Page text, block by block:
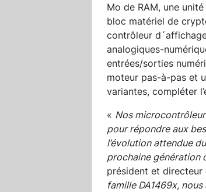
Mo de RAM, une
bloc matériel de
contrôleur
analogiques-
entrées/sorties
moteur pas-à-pas et
variantes, compléter
« Nos
pour répondre aux
l’évolution attendue
prochaine génération
président et
famille DA1469x,